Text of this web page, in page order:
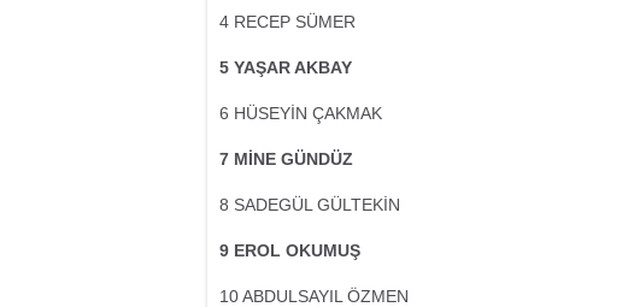
4 RECEP SÜMER
5 YAŞAR AKBAY
6 HÜSEYİN ÇAKMAK
7 MİNE GÜNDÜZ
8 SADEGÜL GÜLTEKİN
9 EROL OKUMUŞ
10 ABDULSAYIL ÖZMEN